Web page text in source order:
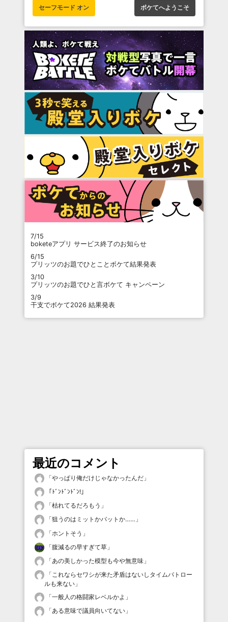
セーフモード オン ボケてへようこそ
7/15
boketeアプリ サービス終了のお知らせ
6/15
プリッツのお題でひとことボケて結果発表
3/10
プリッツのお題でひと言ボケて キャンペーン
3/9
干支でボケて2026 結果発表
最近のコメント
「やっぱり俺だけじゃなかったんだ 」
「 ﾄﾞﾝﾄﾞﾝﾄﾞﾝ! 」
「枯れてるだろもう 」
「狙うのはミットかバットか…… 」
「ホントそう 」
「腹減るの早すぎて草 」
「あの美しかった模型も今や無意味 」
「これならセワシが来た矛盾はないしタイムパトロー
ルも来ない 」
「一般人の格闘家レベルかよ 」
「ある意味で議員向いてない 」